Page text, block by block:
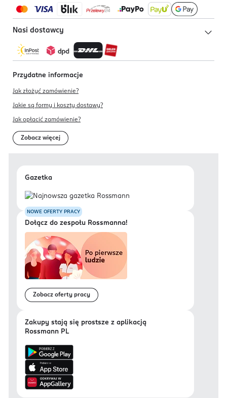
Nasi dostawcy
Przydatne informacje
Jak złożyć zamówienie?
Jakie są formy i koszty dostawy?
Jak opłacić zamówienie?
Zobacz więcej
Gazetka
NOWE OFERTY PRACY
Dołącz do zespołu Rossmanna!
Zobacz oferty pracy
Zakupy stają się prostsze z aplikacją
Rossmann PL